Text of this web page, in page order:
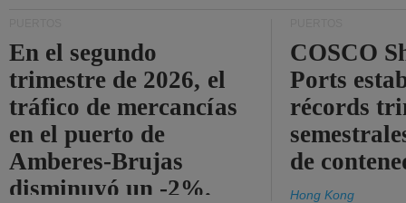
En el segundo
trimestre de 2026, el
tráfico de mercancías
en el puerto de
Amberes-Brujas
disminuyó un -2%.
COSCO
Ports
récords
de
Hong Kong